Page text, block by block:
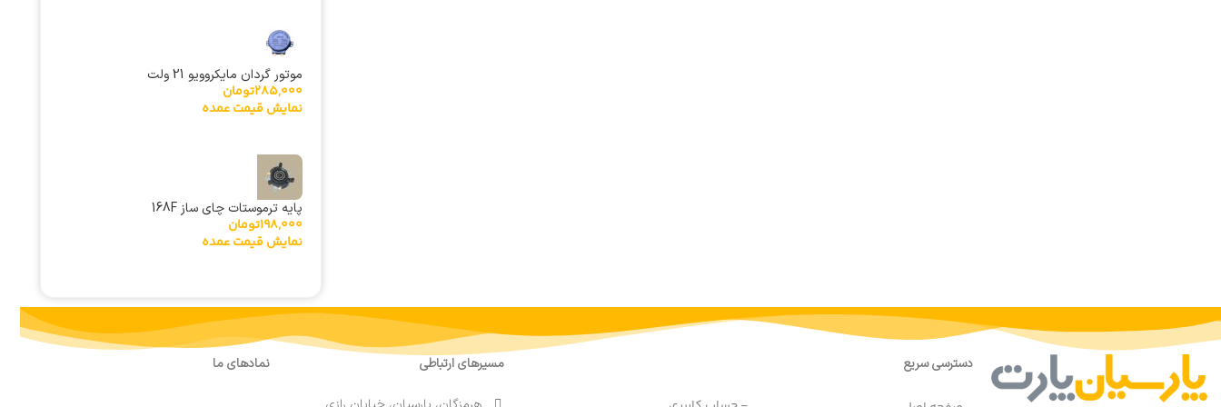
موتور گردان مایکروویو 21 ولت
285,000تومان
نمایش قیمت عمده
پایه ترموستات چای ساز 168F
198,000تومان
نمایش قیمت عمده
دسترسی سریع مسیرهای ارتباطی نمادهای ما